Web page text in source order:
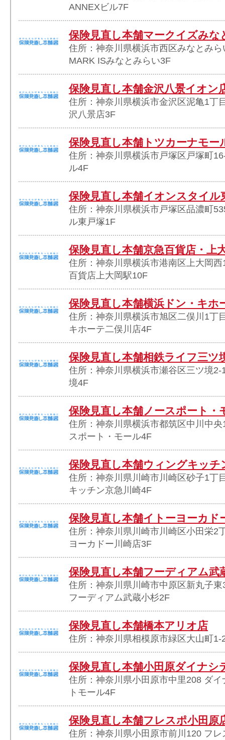
ANNEXビル7F
保険見直し本舗マークイズみな
住所：神奈川県横浜市西区みなとみ
MARK ISみなとみらい3F
保険見直し本舗金沢八景イオン
住所：神奈川県横浜市金沢区泥亀1丁
沢八景店3F
保険見直し本舗トツカーナモー
住所：神奈川県横浜市戸塚区戸塚町
ル4F
保険見直し本舗イオンスタイル
住所：神奈川県横浜市戸塚区品濃町
ル東戸塚1F
保険見直し本舗京急百貨店・上
住所：神奈川県横浜市港南区上大岡
百貨店上大岡駅10F
保険見直し本舗横浜ドン・キホ
住所：神奈川県横浜市旭区二俣川1丁
キホーテ二俣川店4F
保険見直し本舗相鉄ライフ三ツ
住所：神奈川県横浜市瀬谷区三ツ境2-
境4F
保険見直し本舗ノースポート・
住所：神奈川県横浜市都筑区中川中
スポート・モール4F
保険見直し本舗ウィングキッチ
住所：神奈川県川崎市川崎区砂子1丁
キッチン京急川崎4F
保険見直し本舗イトーヨーカド
住所：神奈川県川崎市川崎区小田栄2
ヨーカドー川崎店3F
保険見直し本舗フーディアム武
住所：神奈川県川崎市中原区新丸子
フーディアム武蔵小杉2F
保険見直し本舗橋本アリオ店
住所：神奈川県相模原市緑区大山町1-
保険見直し本舗小田原ダイナシ
住所：神奈川県小田原市中里208 ダ
トモール4F
保険見直し本舗フレスポ小田原
住所：神奈川県小田原市前川120 フ